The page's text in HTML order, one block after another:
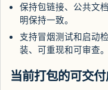
保持包链接、公共文
明保持一致。
支持冒烟测试和启动
装、可重现和可审查。
当前打包的可交